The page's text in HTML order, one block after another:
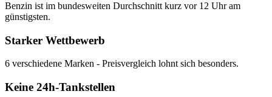
Benzin ist im bundesweiten Durchschnitt kurz vor 12 Uhr am
günstigsten.
Starker Wettbewerb
6 verschiedene Marken - Preisvergleich lohnt sich besonders.
Keine 24h-Tankstellen